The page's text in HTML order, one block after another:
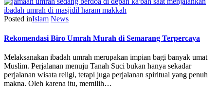
Posted inIslam News
Rekomendasi Biro Umrah Murah di Semarang Terpercaya
Melaksanakan ibadah umrah merupakan impian bagi banyak umat
Muslim. Perjalanan menuju Tanah Suci bukan hanya sekadar
perjalanan wisata religi, tetapi juga perjalanan spiritual yang penuh
makna. Oleh karena itu, memilih…